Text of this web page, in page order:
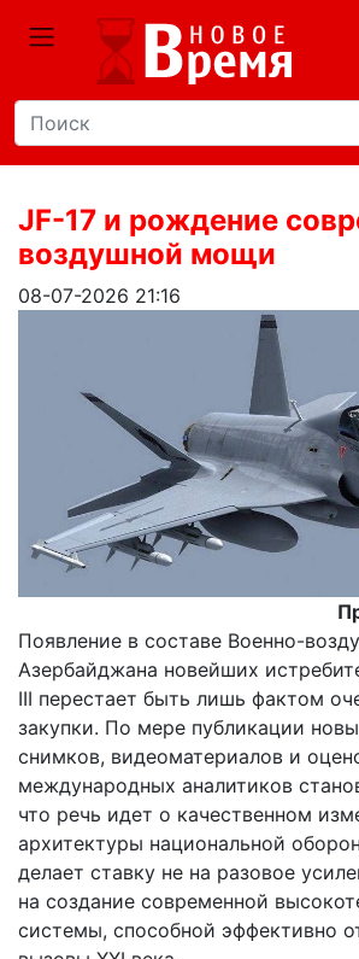
JF-17 и рождение
воздушной мощи
08-07-2026 21:16
Появление в составе Военно-
Азербайджана новейших
III перестает быть лишь фактом
закупки. По мере публикации
снимков, видеоматериалов и
международных аналитиков
что речь идет о качественном
архитектуры национальной
делает ставку не на разовое
на создание современной
системы, способной эффективно